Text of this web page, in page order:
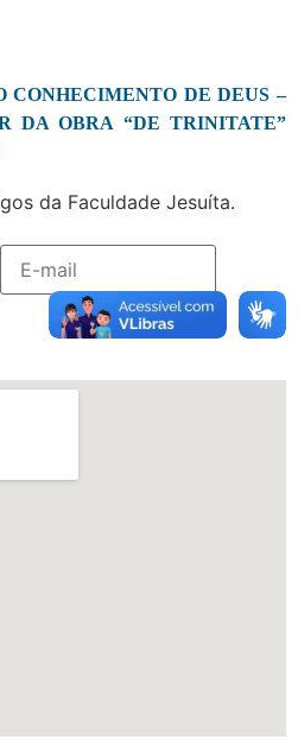
DE DEUS –
DA OBRA “DE TRINITATE”
da Faculdade Jesuíta.